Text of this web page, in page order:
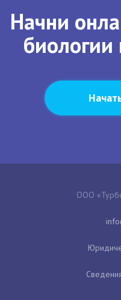
Начни
биологии
ООО